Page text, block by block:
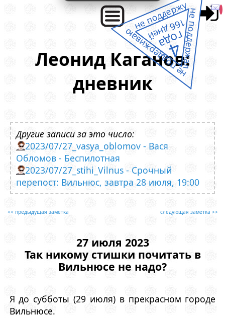
Леонид Каганов:
дневник
Другие записи за это число:
2023/07/27_vasya_oblomov - Вася
Обломов - Беспилотная
2023/07/27_stihi_Vilnus - Срочный
перепост: Вильнюс, завтра 28 июля, 19:00
<< предыдущая заметка следующая заметка >>
27 июля 2023
Так никому стишки почитать в
Вильнюсе не надо?
Я до субботы (29 июля) в прекрасном городе
Вильнюсе.
не поддержал
не поддерживаю
не поддержу
4
года
166 дней